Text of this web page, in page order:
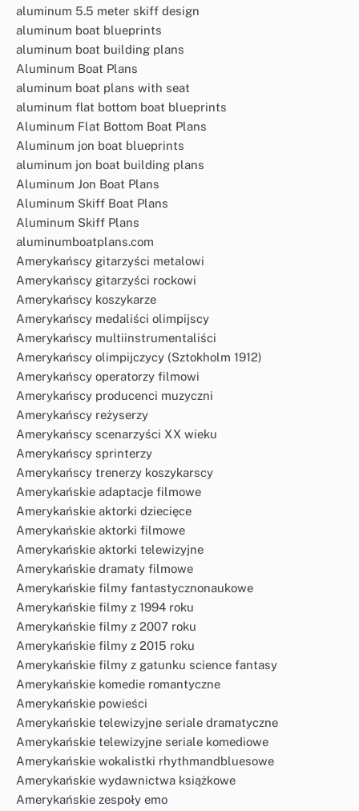
aluminum 5.5 meter skiff design
aluminum boat blueprints
aluminum boat building plans
Aluminum Boat Plans
aluminum boat plans with seat
aluminum flat bottom boat blueprints
Aluminum Flat Bottom Boat Plans
Aluminum jon boat blueprints
aluminum jon boat building plans
Aluminum Jon Boat Plans
Aluminum Skiff Boat Plans
Aluminum Skiff Plans
aluminumboatplans.com
Amerykańscy gitarzyści metalowi
Amerykańscy gitarzyści rockowi
Amerykańscy koszykarze
Amerykańscy medaliści olimpijscy
Amerykańscy multiinstrumentaliści
Amerykańscy olimpijczycy (Sztokholm 1912)
Amerykańscy operatorzy filmowi
Amerykańscy producenci muzyczni
Amerykańscy reżyserzy
Amerykańscy scenarzyści XX wieku
Amerykańscy sprinterzy
Amerykańscy trenerzy koszykarscy
Amerykańskie adaptacje filmowe
Amerykańskie aktorki dziecięce
Amerykańskie aktorki filmowe
Amerykańskie aktorki telewizyjne
Amerykańskie dramaty filmowe
Amerykańskie filmy fantastycznonaukowe
Amerykańskie filmy z 1994 roku
Amerykańskie filmy z 2007 roku
Amerykańskie filmy z 2015 roku
Amerykańskie filmy z gatunku science fantasy
Amerykańskie komedie romantyczne
Amerykańskie powieści
Amerykańskie telewizyjne seriale dramatyczne
Amerykańskie telewizyjne seriale komediowe
Amerykańskie wokalistki rhythmandbluesowe
Amerykańskie wydawnictwa książkowe
Amerykańskie zespoły emo